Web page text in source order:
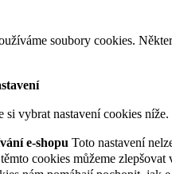
soubory cookies.
si vybrat nastavení cookies níže.
e-shopu Toto nastavení
cookies můžeme